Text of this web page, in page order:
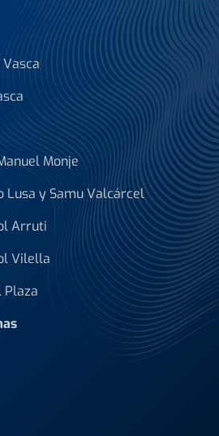
Monje
Lusa y Samu Valcárcel
Arruti
Vilella
Plaza